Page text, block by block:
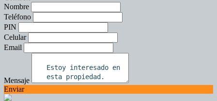
Nombre
Teléfono
PIN
Celular
Email
Mensaje
Enviar